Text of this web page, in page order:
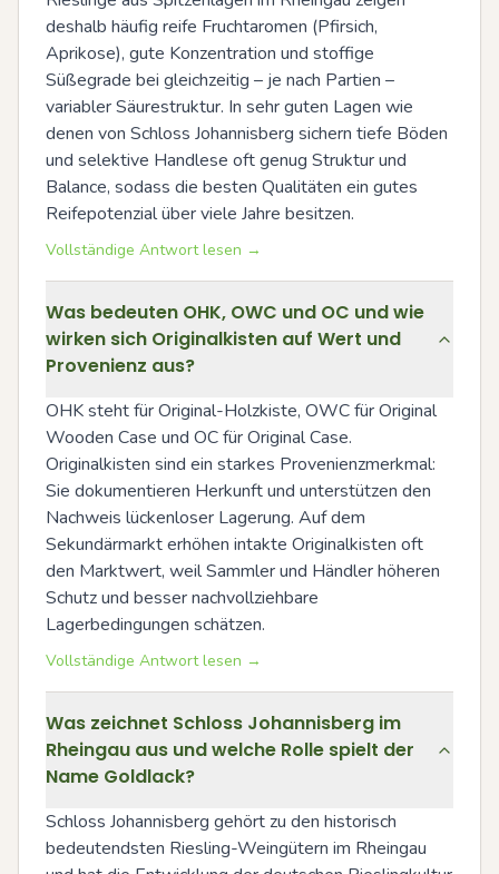
deshalb häufig reife Fruchtaromen (Pfirsich,
Aprikose), gute Konzentration und stoffige
Süßegrade bei gleichzeitig – je nach Partien –
variabler Säurestruktur. In sehr guten Lagen wie
denen von Schloss Johannisberg sichern tiefe Böden
und selektive Handlese oft genug Struktur und
Balance, sodass die besten Qualitäten ein gutes
Reifepotenzial über viele Jahre besitzen.
Vollständige Antwort lesen →
Was bedeuten OHK, OWC und OC und wie
wirken sich Originalkisten auf Wert und
Provenienz aus?
OHK steht für Original-Holzkiste, OWC für Original
Wooden Case und OC für Original Case.
Originalkisten sind ein starkes Provenienzmerkmal:
Sie dokumentieren Herkunft und unterstützen den
Nachweis lückenloser Lagerung. Auf dem
Sekundärmarkt erhöhen intakte Originalkisten oft
den Marktwert, weil Sammler und Händler höheren
Schutz und besser nachvollziehbare
Lagerbedingungen schätzen.
Vollständige Antwort lesen →
Was zeichnet Schloss Johannisberg im
Rheingau aus und welche Rolle spielt der
Name Goldlack?
Schloss Johannisberg gehört zu den historisch
bedeutendsten Riesling-Weingütern im Rheingau